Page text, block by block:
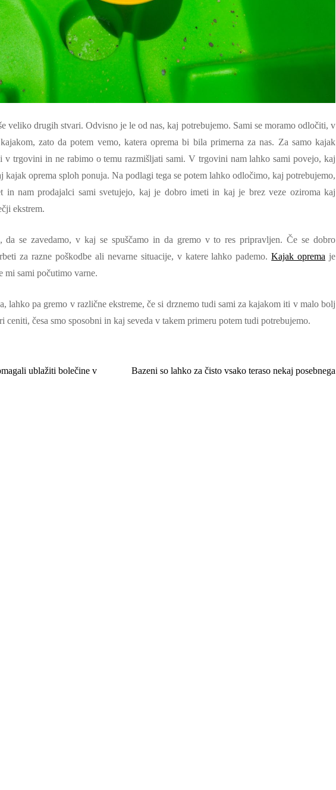
veliko drugih stvari. Odvisno je le od nas, kaj potrebujemo. Sami se moramo odločiti, v
zato da potem vemo, katera oprema bi bila primerna za nas. Za samo kajak
v trgovini in ne rabimo o temu razmišljati sami. V trgovini nam lahko sami povejo, kaj
kajak oprema sploh ponuja. Na podlagi tega se potem lahko odločimo, kaj potrebujemo,
in nam prodajalci sami svetujejo, kaj je dobro imeti in kaj je brez veze oziroma kaj
ekstrem.
da se zavedamo, v kaj se spuščamo in da gremo v to res pripravljen. Če se dobro
za razne poškodbe ali nevarne situacije, v katere lahko pademo.Kajak oprema je
mi sami počutimo varne.
lahko pa gremo v različne ekstreme, če si drznemo tudi sami za kajakom iti v malo bolj
ceniti, česa smo sposobni in kaj seveda v takem primeru potem tudi potrebujemo.
ublažiti bolečine v
Bazeni so lahko za čisto vsako teraso nekaj posebnega